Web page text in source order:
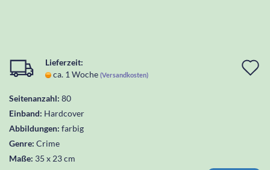
Lieferzeit:
ca. 1 Woche (Versandkosten)
Seitenanzahl: 80
Einband: Hardcover
Abbildungen: farbig
Genre: Crime
Maße: 35 x 23 cm